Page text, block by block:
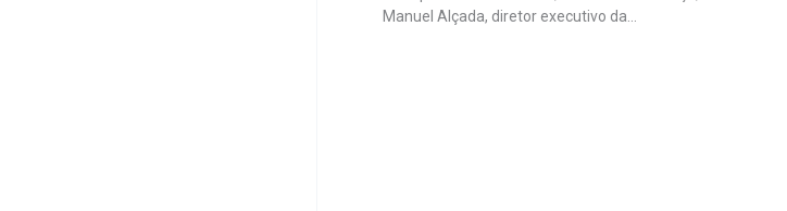
Manuel Alçada, diretor executivo da...